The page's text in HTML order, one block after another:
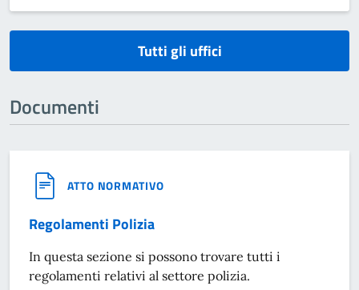
Tutti gli uffici
Documenti
ATTO NORMATIVO
Regolamenti Polizia
In questa sezione si possono trovare tutti i
regolamenti relativi al settore polizia.